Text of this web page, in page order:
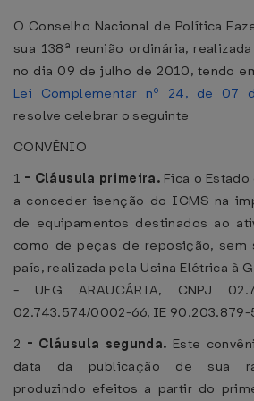
O Conselho Nacional de Política
sua 138ª reunião ordinária,
no dia 09 de julho de 2010, tendo
Lei Complementar nº 24, de 07
resolve celebrar o seguinte
CONVÊNIO
1 - Cláusula primeira. Fica o
a conceder isenção do ICMS na
de equipamentos destinados ao
como de peças de reposição, sem
país, realizada pela Usina Elétrica à
- UEG ARAUCÁRIA, CNPJ
02.743.574/0002-66, IE 90.203.879-
2 - Cláusula segunda. Este
data da publicação de sua
produzindo efeitos a partir do